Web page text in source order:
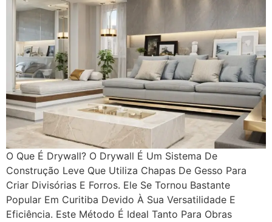
O Que É Drywall? O Drywall É Um Sistema De
Construção Leve Que Utiliza Chapas De Gesso Para
Criar Divisórias E Forros. Ele Se Tornou Bastante
Popular Em Curitiba Devido À Sua Versatilidade E
Eficiência. Este Método É Ideal Tanto Para Obras